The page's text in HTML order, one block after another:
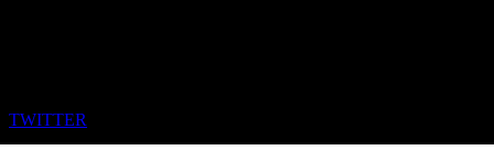
TWITTER